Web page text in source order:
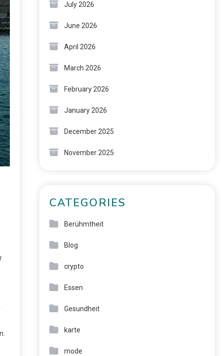
July 2026
June 2026
April 2026
March 2026
February 2026
January 2026
December 2025
November 2025
CATEGORIES
Berühmtheit
Blog
crypto
Essen
Gesundheit
karte
mode